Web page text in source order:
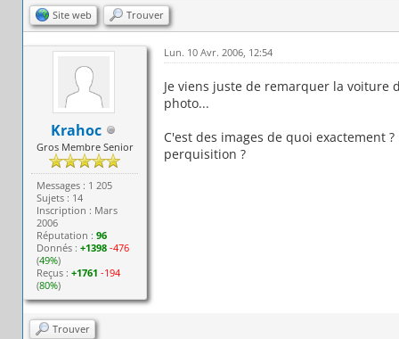
Site web Trouver
Krahoc
Gros Membre Senior
Messages : 1 205
Sujets : 14
Inscription : Mars
2006
Réputation :96
Donnés :+1398 -476
(49%)
Reçus :+1761 -194
(80%)
Lun. 10 Avr. 2006, 12:54
Je viens juste de remarquer la voiture
photo...
C'est des images de quoi exactement
perquisition ?
Trouver